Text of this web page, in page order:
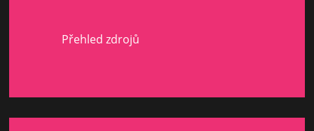
Přehled zdrojů